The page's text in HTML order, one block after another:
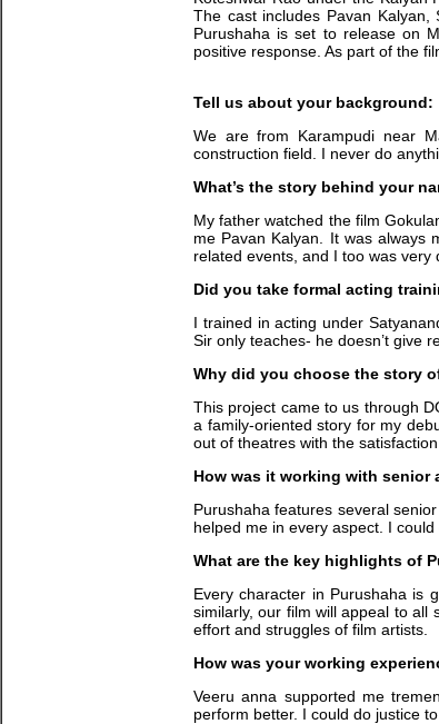
The cast includes Pavan Kalyan,
Purushaha is set to release on
positive response. As part of the
Tell us about your background:
We are from Karampudi near
construction field. I never do
What’s the story behind your
My father watched the film
me Pavan Kalyan. It was always
related events, and I too was very
Did you take formal acting
I trained in acting under
Sir only teaches- he doesn’t give
Why did you choose the story
This project came to us through
a family-oriented story for my
out of theatres with the
How was it working with senior
Purushaha features several
helped me in every aspect. I
What are the key highlights of
Every character in Purushaha is
similarly, our film will appeal to all
effort and struggles of film artists.
How was your working
Veeru anna supported me
perform better. I could do justice